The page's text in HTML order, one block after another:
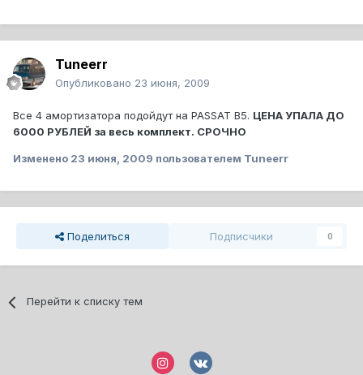
Tuneerr
Опубликовано 23 июня, 2009
Все 4 амортизатора подойдут на PASSAT B5. ЦЕНА УПАЛА ДО
6000 РУБЛЕЙ за весь комплект. СРОЧНО
Изменено 23 июня, 2009 пользователем Tuneerr
Поделиться Подписчики 0
Перейти к списку тем